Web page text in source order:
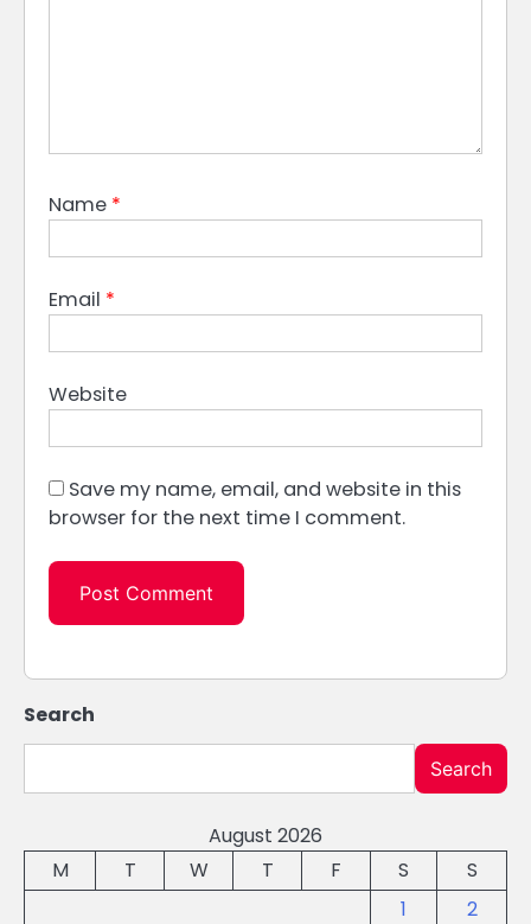
Name *
Email *
Website
Save my name, email, and website in this
browser for the next time I comment.
Search
Search
August 2026
M
T W T F S
S
1
2